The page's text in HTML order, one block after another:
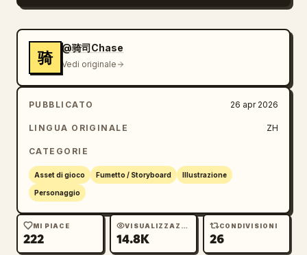
骑
@骑司Chase
Vedi originale
PUBBLICATO 26 apr 2026
LINGUA ORIGINALE ZH
CATEGORIE
Asset di gioco Fumetto / Storyboard Illustrazione
Personaggio
MI PIACE
222
VISUALIZZAZIONI
14.8K
CONDIVISIONI
26